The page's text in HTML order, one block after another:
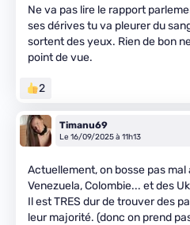
Ne va pas lire le rapport
ses dérives tu va pleurer du
sortent des yeux. Rien de bon
point de vue.
2
Timanu69
Le 16/09/2025 à 11h13
Actuellement, on bosse pas
Venezuela, Colombie... et des
Il est TRES dur de trouver des
leur majorité. (donc on prend